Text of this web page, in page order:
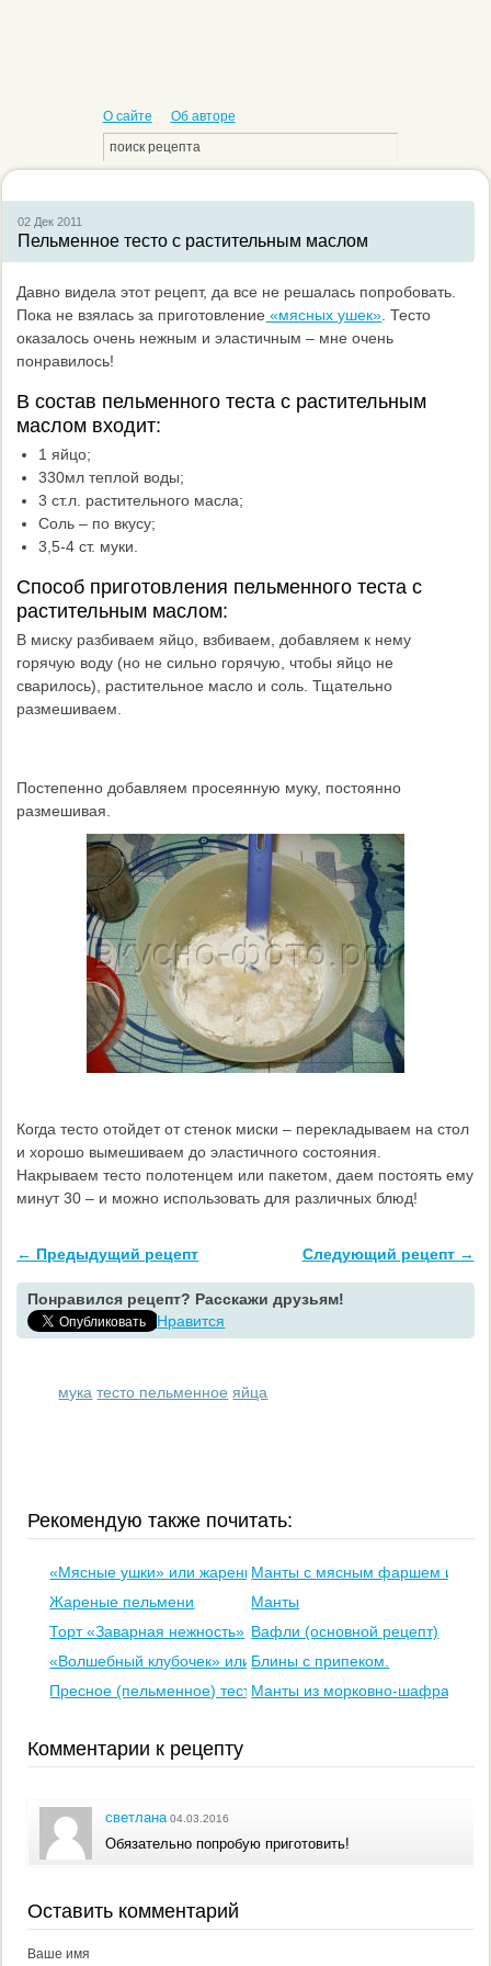
О сайте Об авторе
02 Дек2011
Пельменное тесто с растительным маслом
Давно видела этот рецепт, да все не решалась попробовать.
Пока не взялась за приготовление «мясных ушек» . Тесто
оказалось очень нежным и эластичным – мне очень
понравилось!
В состав пельменного теста с растительным
маслом входит:
1 яйцо;
330мл теплой воды;
3 ст.л. растительного масла;
Соль – по вкусу;
3,5-4 ст. муки.
Способ приготовления пельменного теста с
растительным маслом:
В миску разбиваем яйцо, взбиваем, добавляем к нему
горячую воду (но не сильно горячую, чтобы яйцо не
сварилось), растительное масло и соль. Тщательно
размешиваем.
Постепенно добавляем просеянную муку, постоянно
размешивая.
Когда тесто отойдет от стенок миски – перекладываем на стол
и хорошо вымешиваем до эластичного состояния.
Накрываем тесто полотенцем или пакетом, даем постоять ему
минут 30 – и можно использовать для различных блюд!
← Предыдущий рецепт Следующий рецепт →
Понравился рецепт? Расскажи друзьям!
Нравится
мука тесто пельменное яйца
Рекомендую также почитать:
«Мясные ушки» или жареные рулетики из теста с мясом
Манты с мясным фаршем и
Жареные пельмени
Манты
Торт «Заварная нежность» Вафли (основной рецепт)
«Волшебный клубочек» или слойка с сюрпризом
Блины с припеком.
Пресное (пельменное) тесто на молоке
Манты из морковно-
Комментарии к рецепту
светлана 04.03.2016
Обязательно попробую приготовить!
Оставить комментарий
Ваше имя